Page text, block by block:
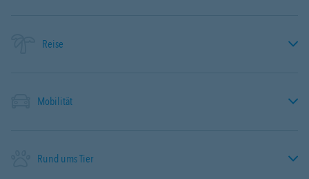
Reise
Mobilität
Rund ums Tier